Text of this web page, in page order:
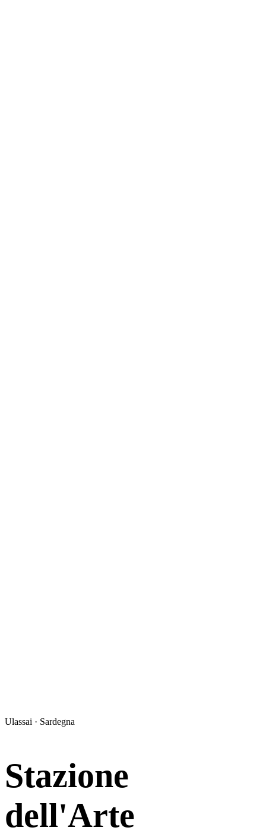
Ulassai · Sardegna
Stazione
dell'Arte